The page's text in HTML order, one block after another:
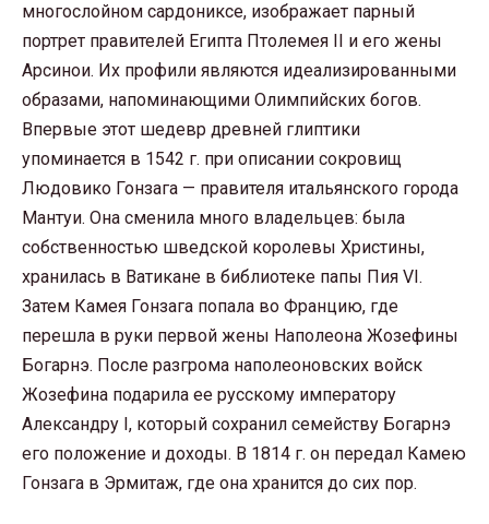
многослойном сардониксе, изображает парный
портрет правителей Египта Птолемея II и его жены
Арсинои. Их профили являются идеализированными
образами, напоминающими Олимпийских богов.
Впервые этот шедевр древней глиптики
упоминается в 1542 г. при описании сокровищ
Людовико Гонзага — правителя итальянского города
Мантуи. Она сменила много владельцев: была
собственностью шведской королевы Христины,
хранилась в Ватикане в библиотеке папы Пия VI.
Затем Камея Гонзага попала во Францию, где
перешла в руки первой жены Наполеона Жозефины
Богарнэ. После разгрома наполеоновских войск
Жозефина подарила ее русскому императору
Александру I, который сохранил семейству Богарнэ
его положение и доходы. В 1814 г. он передал Камею
Гонзага в Эрмитаж, где она хранится до сих пор.